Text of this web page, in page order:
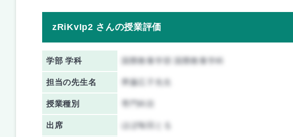
zRiKvIp2 さんの授業評価
学部 学科 国際教養学部 国際教養学科
担当の先生名 齊藤広子先生
授業種別 専門科目
出席 ほぼ毎回とる